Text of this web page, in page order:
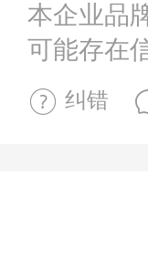
本企业品
可能存在
纠错